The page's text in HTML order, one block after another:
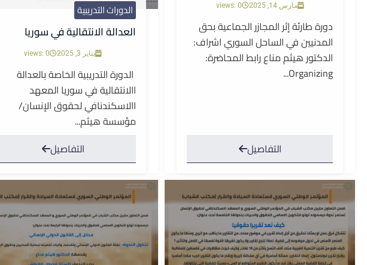
مارس 14, 2025 views: 0
دورة طارئة إثر المجازر الجماعية بحق
المدنيين في الساحل السوري اشراف:
الدكتور هيثم مناع رابط المحاضرة:
Organizing...
التفاصيل
الدورات التدريبية
العدالة الانتقالية في سوريا
يناير 3, 2025 views: 0
الدورة التدريبية الخاصة بالعدالة
االانتقالية في سوريا المعهد
االاسكندنافي لحقوق الإنسان/
مؤسسة هيثم...
التفاصيل